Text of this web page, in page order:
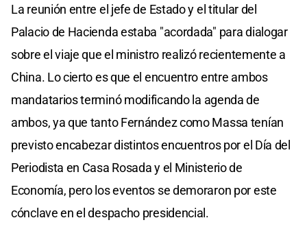
La reunión entre el jefe de Estado y el titular del
Palacio de Hacienda estaba "acordada" para dialogar
sobre el viaje que el ministro realizó recientemente a
China. Lo cierto es que el encuentro entre ambos
mandatarios terminó modificando la agenda de
ambos, ya que tanto Fernández como Massa tenían
previsto encabezar distintos encuentros por el Día del
Periodista en Casa Rosada y el Ministerio de
Economía, pero los eventos se demoraron por este
cónclave en el despacho presidencial.